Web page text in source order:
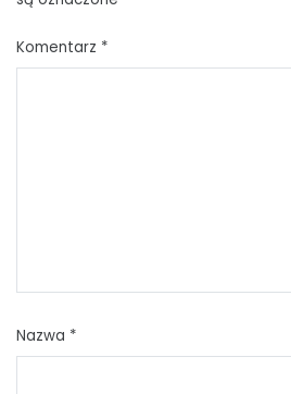
Komentarz *
Nazwa *